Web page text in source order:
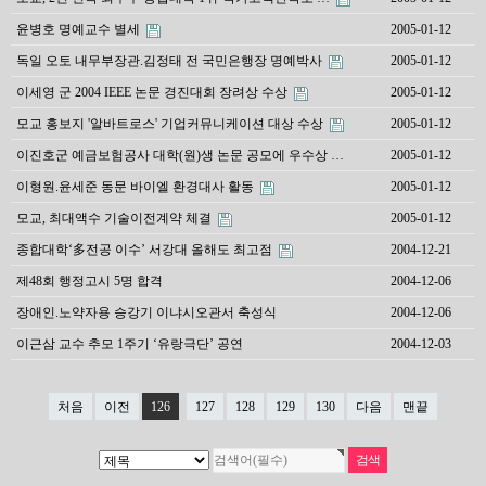
윤병호 명예교수 별세 2005-01-12
독일 오토 내무부장관.김정태 전 국민은행장 명예박사 2005-01-12
이세영 군 2004 IEEE 논문 경진대회 장려상 수상 2005-01-12
모교 홍보지 '알바트로스' 기업커뮤니케이션 대상 수상 2005-01-12
이진호군 예금보험공사 대학(원)생 논문 공모에 우수상 … 2005-01-12
이형원.윤세준 동문 바이엘 환경대사 활동 2005-01-12
모교, 최대액수 기술이전계약 체결 2005-01-12
종합대학‘多전공 이수’ 서강대 올해도 최고점 2004-12-21
제48회 행정고시 5명 합격 2004-12-06
장애인.노약자용 승강기 이냐시오관서 축성식 2004-12-06
이근삼 교수 추모 1주기 ‘유랑극단’ 공연 2004-12-03
처음 이전 126 127 128 129 130 다음 맨끝